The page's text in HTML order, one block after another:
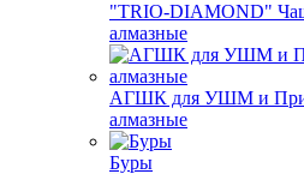
"TRIO-DIAMOND"
алмазные
АГШК для УШМ и
алмазные
Буры